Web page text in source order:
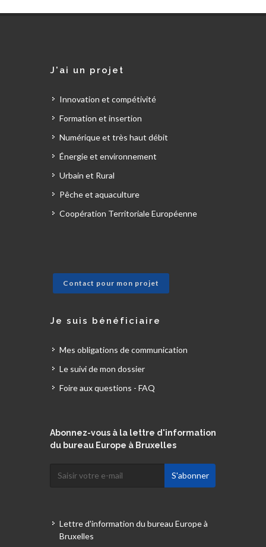
J'ai un projet
Innovation et compétivité
Formation et insertion
Numérique et très haut débit
Énergie et environnement
Urbain et Rural
Pêche et aquaculture
Coopération Territoriale Européenne
Contact pour mon projet
Je suis bénéficiaire
Mes obligations de communication
Le suivi de mon dossier
Foire aux questions - FAQ
Abonnez-vous à la lettre d'information
du bureau Europe à Bruxelles
Lettre d'information du bureau Europe à
Bruxelles